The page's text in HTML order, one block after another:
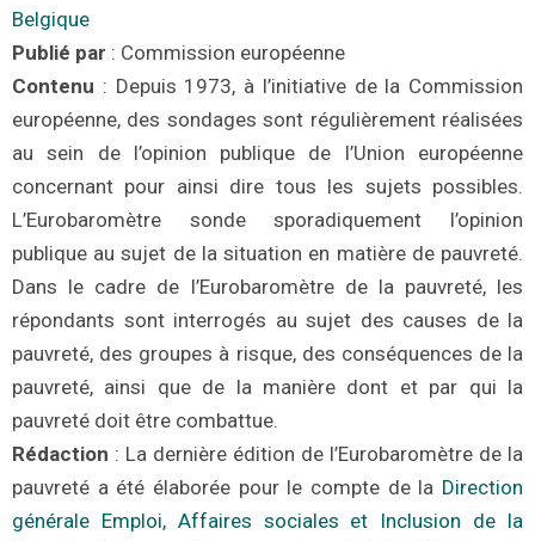
Belgique
Publié par : Commission européenne
Contenu : Depuis 1973, à l’initiative de la Commission
européenne, des sondages sont régulièrement réalisées
au sein de l’opinion publique de l’Union européenne
concernant pour ainsi dire tous les sujets possibles.
L’Eurobaromètre sonde sporadiquement l’opinion
publique au sujet de la situation en matière de pauvreté.
Dans le cadre de l’Eurobaromètre de la pauvreté, les
répondants sont interrogés au sujet des causes de la
pauvreté, des groupes à risque, des conséquences de la
pauvreté, ainsi que de la manière dont et par qui la
pauvreté doit être combattue.
Rédaction : La dernière édition de l’Eurobaromètre de la
pauvreté a été élaborée pour le compte de la Direction
générale Emploi, Affaires sociales et Inclusion de la